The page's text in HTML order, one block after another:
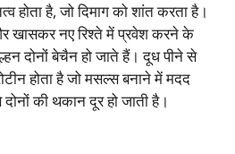
होता है, जो दिमाग को शांत करता है।
खासकर नए रिश्ते में प्रवेश करने के
दोनों बेचैन हो जाते हैं। दूध पीने से
होता है जो मसल्स बनाने में मदद
की थकान दूर हो जाती है।